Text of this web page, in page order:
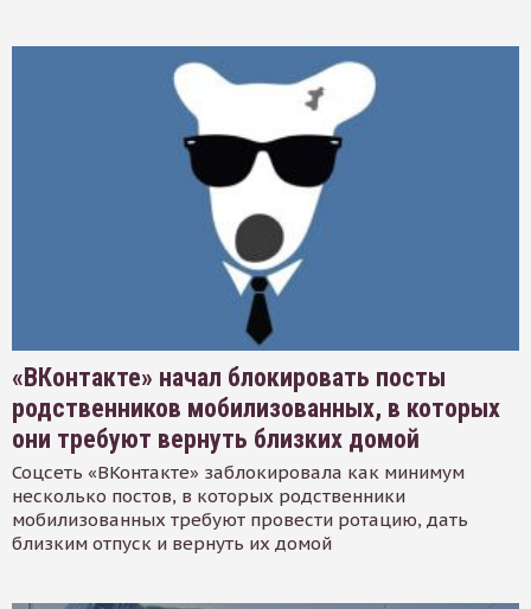
«ВКонтакте» начал блокировать посты
родственников мобилизованных, в которых
они требуют вернуть близких домой
Соцсеть «ВКонтакте» заблокировала как минимум
несколько постов, в которых родственники
мобилизованных требуют провести ротацию, дать
близким отпуск и вернуть их домой